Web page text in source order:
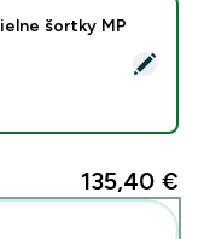
široké dvojdielne
šortky MP
135,40 €‎